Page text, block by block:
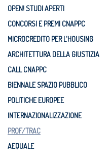
OPEN! STUDI APERTI
CONCORSI E PREMI CNAPPC
MICROCREDITO PER L'HOUSING
ARCHITETTURA DELLA GIUSTIZIA
CALL CNAPPC
BIENNALE SPAZIO PUBBLICO
POLITICHE EUROPEE
INTERNAZIONALIZZAZIONE
PROF/TRAC
AEQUALE